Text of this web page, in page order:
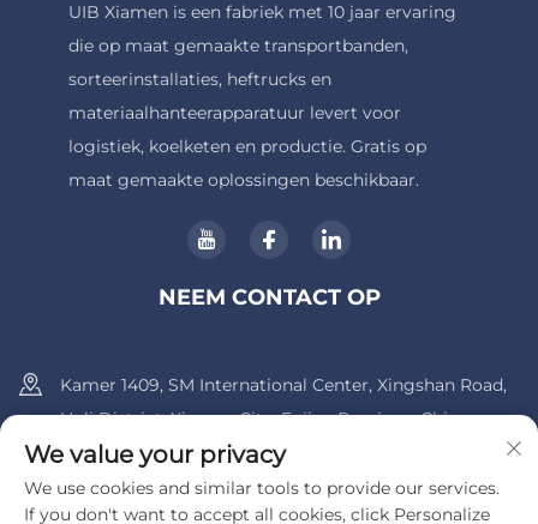
UIB Xiamen is een fabriek met 10 jaar ervaring
die op maat gemaakte transportbanden,
sorteerinstallaties, heftrucks en
materiaalhanteerapparatuur levert voor
logistiek, koelketen en productie. Gratis op
maat gemaakte oplossingen beschikbaar.
NEEM CONTACT OP
Kamer 1409, SM International Center, Xingshan Road,
Huli District, Xiamen City, Fujian Province, China.
+86-13600956803
We value your privacy
We use cookies and similar tools to provide our services.
If you don't want to accept all cookies, click Personalize